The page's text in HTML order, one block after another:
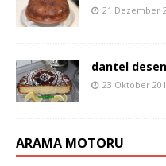
21 Dezember
dantel
23 Oktober
ARAMA MOTORU